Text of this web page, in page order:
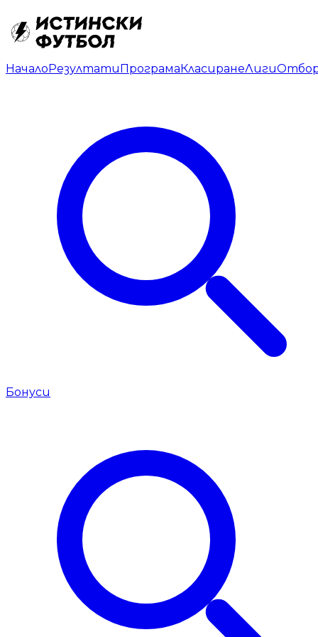
НачалоРезултатиПрограмаКласиранеЛиги
Бонуси